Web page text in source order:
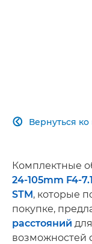
Вернуться ко

Комплектные
24-105mm F4-
STM, которые
покупке,
расстояний
возможностей